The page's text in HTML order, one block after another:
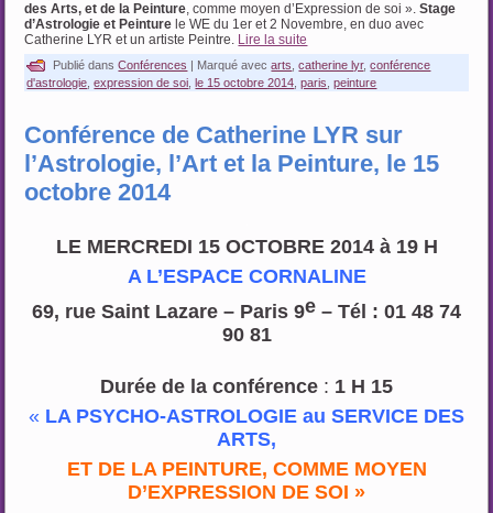
des Arts, et de la Peinture, comme moyen d’Expression de soi ».Stage
d’Astrologie et Peinture le WE du 1er et 2 Novembre, en duo avec
Catherine LYR et un artiste Peintre. Lire la suite
Publié dans Conférences Marqué avec arts ,catherine lyr,conférence
d'astrologie,expression de soi, le 15 octobre 2014,paris,peinture
Conférence de Catherine LYR sur
l’Astrologie, l’Art et la Peinture, le 15
octobre 2014
LE MERCREDI 15 OCTOBRE 2014 à 19 H
A L’ESPACE CORNALINE
69, rue Saint Lazare – Paris 9e – Tél : 01 48 74
90 81
Durée de la conférence : 1 H 15
« LA PSYCHO-ASTROLOGIE au SERVICE DES
ARTS,
ET DE LA PEINTURE, COMME MOYEN
D’EXPRESSION DE SOI »